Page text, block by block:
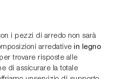
i pezzi di arredo non sarà
arredative in legno
trovare risposte alle
di assicurare la totale